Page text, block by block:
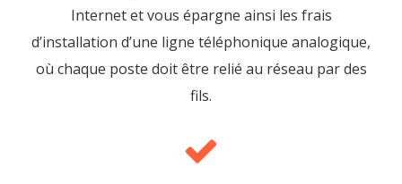
Internet et vous épargne ainsi les frais
d’installation d’une ligne téléphonique analogique,
où chaque poste doit être relié au réseau par des
fils.